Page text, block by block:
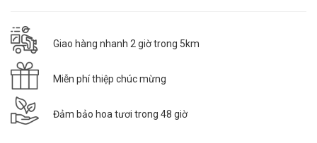
Giao hàng nhanh 2 giờ trong 5km
Miễn phí thiệp chúc mừng
Đảm bảo hoa tươi trong 48 giờ